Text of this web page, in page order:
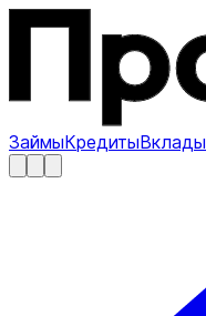
ЗаймыКредитыВклады